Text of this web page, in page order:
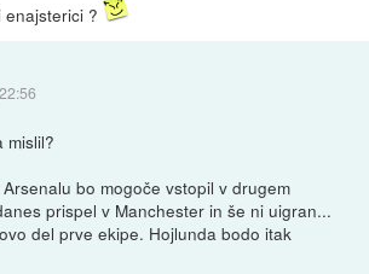
?
mislil?
bo mogoče vstopil v drugem
prispel v Manchester in še ni uigran...
del prve ekipe. Hojlunda bodo itak